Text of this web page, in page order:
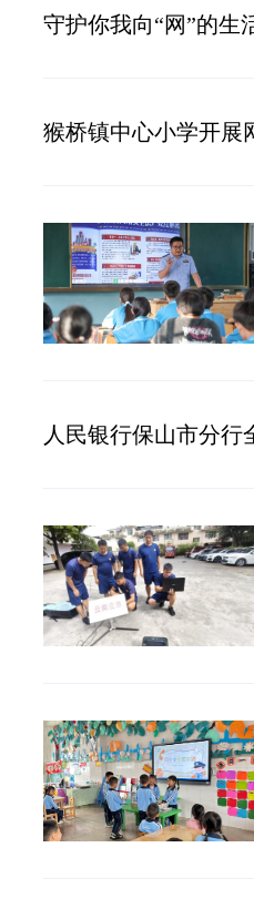
守护你我向“网”的
猴桥镇中心小学开展
人民银行保山市分行